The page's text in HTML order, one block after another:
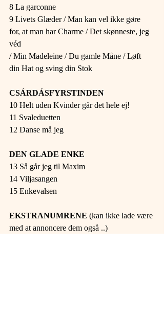
8 La garconne
9 Livets Glæder / Man kan vel ikke gøre
for, at man har Charme / Det skønneste, jeg
véd
/ Min Madeleine / Du gamle Måne / Løft
din Hat og sving din Stok
CSÁRDÁSFYRSTINDEN
10 Helt uden Kvinder går det hele ej!
11 Svaleduetten
12 Danse må jeg
DEN GLADE ENKE
13 Så går jeg til Maxim
14 Viljasangen
15 Enkevalsen
EKSTRANUMRENE (kan ikke lade være
med at annoncere dem også ..)